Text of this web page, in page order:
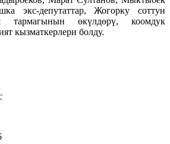
экс-депутаттар, Жогорку соттун
тармагынын өкүлдөрү, коомдук
кызматкерлери болду.